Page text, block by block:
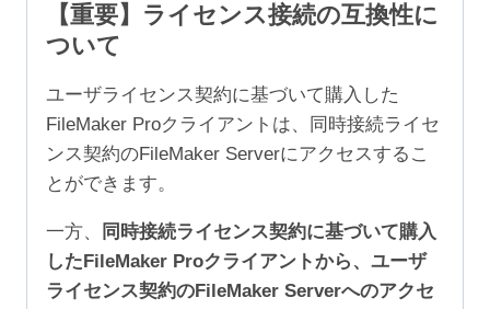
【重要】ライセンス接続の互換性に
ついて
ユーザライセンス契約に基づいて購入した
FileMaker Proクライアントは、同時接続ライセ
ンス契約のFileMaker Serverにアクセスするこ
とができます。
一方、
同時接続ライセンス契約に基づいて購入
したFileMaker Proクライアントから、ユーザ
ライセンス契約のFileMaker Serverへのアクセ